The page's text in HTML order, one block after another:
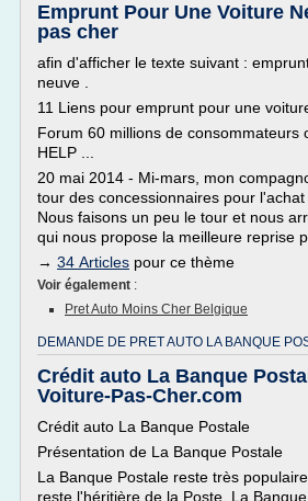
Emprunt Pour Une Voiture
pas cher
afin d'afficher le texte suivant :
neuve .
11 Liens pour emprunt pour une
Forum 60 millions de consommateurs
HELP ...
20 mai 2014 - Mi-mars, mon
tour des concessionnaires pour
Nous faisons un peu le tour et nous
qui nous propose la meilleure reprise
→ 34 Articles pour ce thème
Voir également :
Pret Auto Moins Cher Belgique
DEMANDE DE PRET AUTO LA BANQUE
Crédit auto La Banque
Voiture-Pas-Cher.com
Crédit auto La Banque Postale
Présentation de La Banque Postale
La Banque Postale reste très
reste l'héritière de la Poste. La